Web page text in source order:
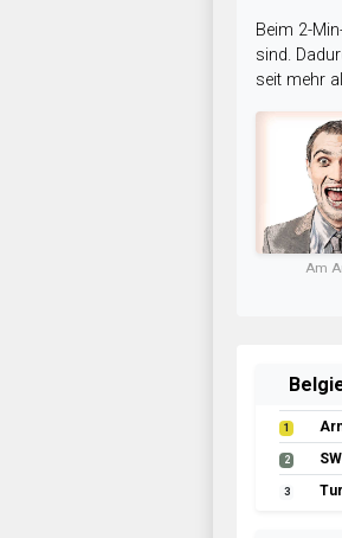
Beim 2-
sind.
seit mehr
Am
1
2
3